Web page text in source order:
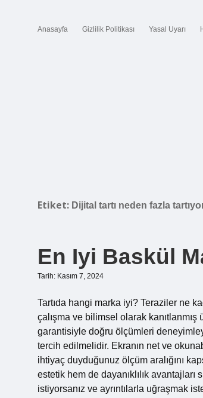
Anasayfa Gizlilik Politikası Yasal Uyarı
Etiket: Dijital tartı neden fazla
En Iyi Baskül
Tarih: Kasım 7, 2024
Tartıda hangi marka iyi? Teraziler ne
çalışma ve bilimsel olarak
garantisiyle doğru ölçümleri
tercih edilmelidir. Ekranın net ve
ihtiyaç duyduğunuz ölçüm aralığını
estetik hem de dayanıklılık
istiyorsanız ve ayrıntılarla uğraşmak